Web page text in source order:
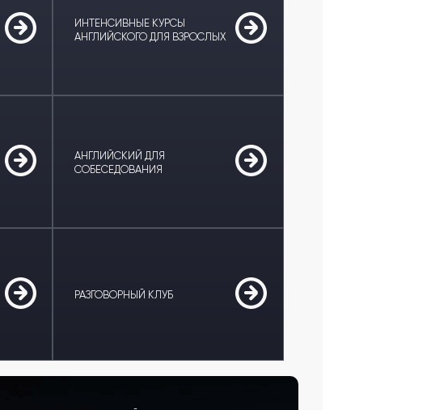
ИНТЕНСИВНЫЕ КУРСЫ
АНГЛИЙСКОГО ДЛЯ ВЗРОСЛЫХ
АНГЛИЙСКИЙ ДЛЯ
СОБЕСЕДОВАНИЯ
РАЗГОВОРНЫЙ КЛУБ